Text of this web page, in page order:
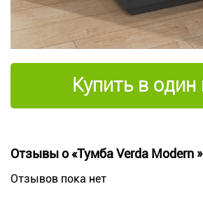
Купить в один
Отзывы о «Тумба Verda Modern »
Отзывов пока нет